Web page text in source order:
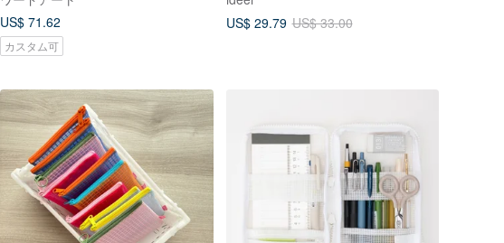
US$ 71.62
カスタム可
バッグ
US$ 29.79 US$ 33.00